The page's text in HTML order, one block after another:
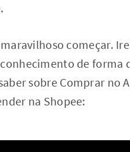
começar.
de forma
sobre Comprar no
na Shopee: